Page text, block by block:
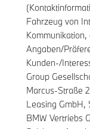
Fahrzeug von
Angaben/
Kunden-/
Group
Marcus-Straße
Leasing GmbH,
BMW Vertriebs